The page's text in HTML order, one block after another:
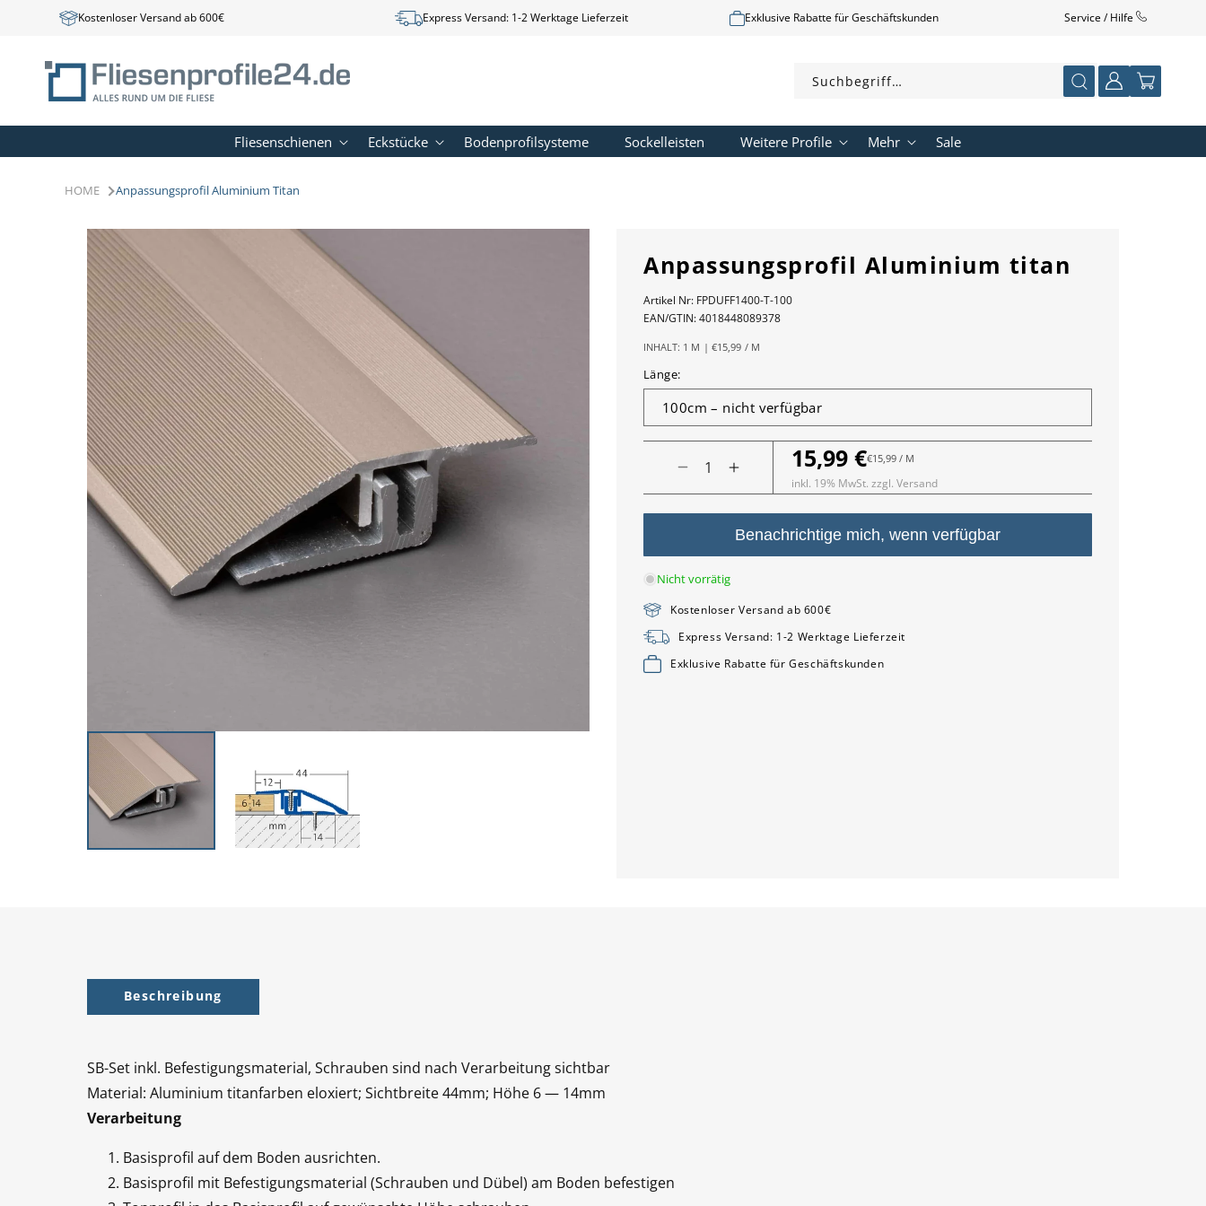
Kostenloser Versand ab 600€ Express Versand: 1-2 Werktage Lieferzeit Exklusive Rabatte für Geschäftskunden Service / Hilfe
Suchbegriff… Einloggen
Warenkorb
Fliesenschienen Eckstücke Bodenprofilsysteme Sockelleisten Weitere Profile Mehr Sale
HOME Anpassungsprofil Aluminium Titan
Anpassungsprofil Aluminium titan
Artikel Nr: FPDUFF1400-T-100
EAN/GTIN:4018448089378
GRUNDPREIS
INHALT: 1 M | €15,99 / PRO
M
Länge:
Verringere
die
Menge
titan
Erhöhe
die
Menge
für
Normaler
Preis
15,99 €GRUNDPREIS
€15,99 / PRO
M
inkl. 19% MwSt. zzgl. Versand
Benachrichtige mich, wenn verfügbar
Nicht vorrätig
Kostenloser Versand ab 600€
Express Versand: 1-2 Werktage Lieferzeit
Exklusive Rabatte für Geschäftskunden
Beschreibung
SB-Set inkl. Befestigungsmaterial, Schrauben sind nach Verarbeitung sichtbar
Material: Aluminium titanfarben eloxiert; Sichtbreite 44mm; Höhe 6 — 14mm
Verarbeitung
Basisprofil auf dem Boden ausrichten.
Basisprofil mit Befestigungsmaterial (Schrauben und Dübel) am Boden befestigen